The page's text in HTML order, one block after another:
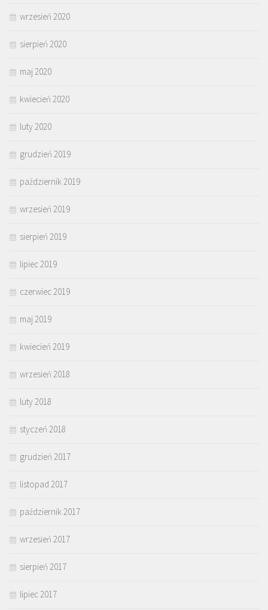
wrzesień 2020
sierpień 2020
maj 2020
kwiecień 2020
luty 2020
grudzień 2019
październik 2019
wrzesień 2019
sierpień 2019
lipiec 2019
czerwiec 2019
maj 2019
kwiecień 2019
wrzesień 2018
luty 2018
styczeń 2018
grudzień 2017
listopad 2017
październik 2017
wrzesień 2017
sierpień 2017
lipiec 2017